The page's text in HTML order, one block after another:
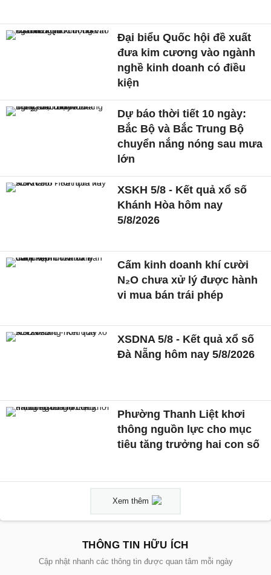
Đại biểu Quốc hội đề xuất
đưa kim cương vào ngành
nghề kinh doanh có điều
kiện
Dự báo thời tiết 10 ngày:
Bắc Bộ và Bắc Trung Bộ
chuyển nắng nóng sau mưa
lớn
XSKH 5/8 - Kết quả xổ số
Khánh Hòa hôm nay
5/8/2026
Cấm kinh doanh khí cười
N₂O chưa xử lý được hành
vi mua bán trái phép
XSDNA 5/8 - Kết quả xổ số
Đà Nẵng hôm nay 5/8/2026
Phường Thanh Liệt khơi
thông nguồn lực cho mục
tiêu tăng trưởng hai con số
Xem thêm
THÔNG TIN HỮU ÍCH
Cập nhật nhanh các thông tin được quan tâm mỗi ngày